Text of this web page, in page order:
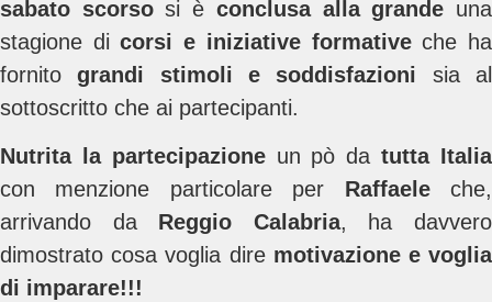
sabato scorsosi è conclusa alla grande una
stagione dicorsi e iniziative formativeche ha
fornitograndi stimoli e soddisfazioni sia al
sottoscritto che ai partecipanti.
Nutrita la partecipazioneun pò da tutta Italia
con menzione particolare per Raffaeleche,
arrivando da Reggio Calabria, ha davvero
dimostrato cosa voglia dire motivazione e voglia
di imparare!!!